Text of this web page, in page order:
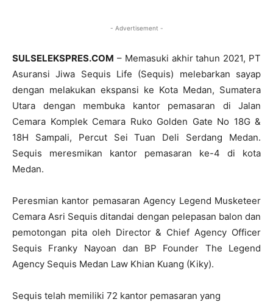
- Advertisement -
SULSELEKSPRES.COM – Memasuki akhir tahun 2021, PT
Asuransi Jiwa Sequis Life (Sequis) melebarkan sayap
dengan melakukan ekspansi ke Kota Medan, Sumatera
Utara dengan membuka kantor pemasaran di Jalan
Cemara Komplek Cemara Ruko Golden Gate No 18G &
18H Sampali, Percut Sei Tuan Deli Serdang Medan.
Sequis meresmikan kantor pemasaran ke-4 di kota
Medan.
Peresmian kantor pemasaran Agency Legend Musketeer
Cemara Asri Sequis ditandai dengan pelepasan balon dan
pemotongan pita oleh Director & Chief Agency Officer
Sequis Franky Nayoan dan BP Founder The Legend
Agency Sequis Medan Law Khian Kuang (Kiky).
Sequis telah memiliki 72 kantor pemasaran yang